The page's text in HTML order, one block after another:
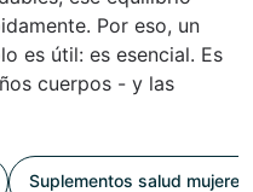
Por eso, un
es útil: es esencial. Es
cuerpos - y las
Suplementos salud mujeres